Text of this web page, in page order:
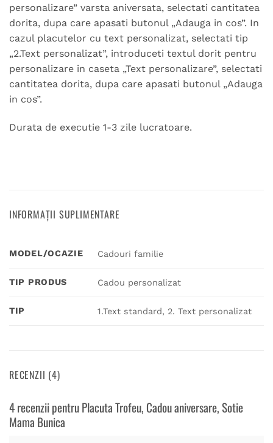
personalizare” varsta aniversata, selectati cantitatea
dorita, dupa care apasati butonul „Adauga in cos”. In
cazul placutelor cu text personalizat, selectati tip
„2.Text personalizat”, introduceti textul dorit pentru
personalizare in caseta „Text personalizare”, selectati
cantitatea dorita, dupa care apasati butonul „Adauga
in cos”.
Durata de executie 1-3 zile lucratoare.
INFORMAȚII SUPLIMENTARE
MODEL/OCAZIE Cadouri familie
TIP PRODUS Cadou personalizat
TIP 1.Text standard, 2. Text personalizat
RECENZII (4)
4 recenzii pentruPlacuta Trofeu, Cadou aniversare, Sotie
Mama Bunica